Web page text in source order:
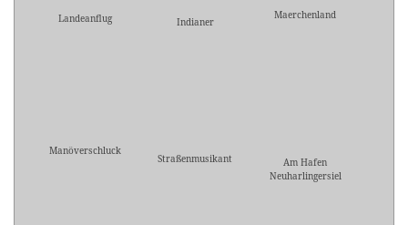
Landeanflug Indianer
Maerchenland
Manöverschluck
Straßenmusikant
Am Hafen
Neuharlingersiel